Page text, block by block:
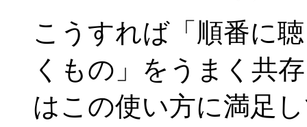
こうすれば「順番に
くもの」をうまく共
はこの使い方に満足